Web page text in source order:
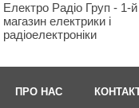
Електро Радіо Груп - 1-й
магазин електрики і
радіоелектроніки
ПРО НАС